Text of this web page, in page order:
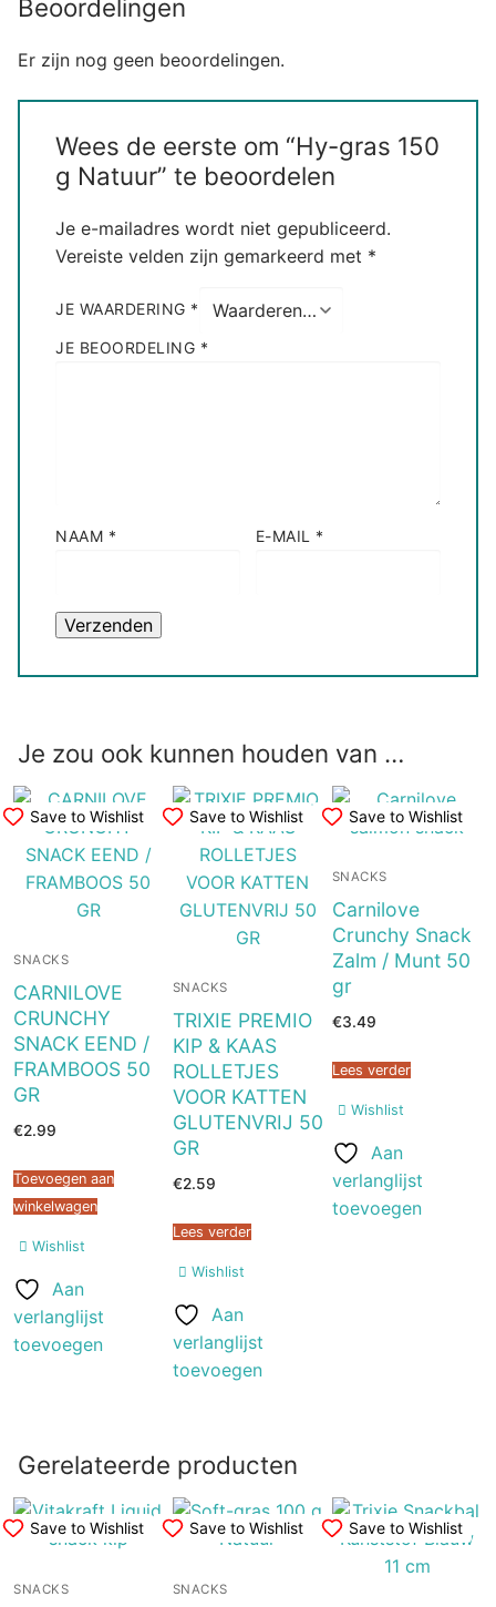
Beoordelingen
Er zijn nog geen beoordelingen.
Wees de eerste om “Hy-gras 150
g Natuur” te beoordelen
Je e-mailadres wordt niet gepubliceerd.
Vereiste velden zijn gemarkeerd met *
JE WAARDERING *
JE BEOORDELING *
NAAM * E-MAIL *
Je zou ook kunnen houden van …
Save to Wishlist
SNACKS
CARNILOVE
CRUNCHY
SNACK EEND /
FRAMBOOS 50
GR
€2.99
Toevoegen aan
winkelwagen
Wishlist
Aan
verlanglijst
toevoegen
Save to Wishlist
SNACKS
TRIXIE PREMIO
KIP & KAAS
ROLLETJES
VOOR KATTEN
GLUTENVRIJ 50
GR
€2.59
Lees verder
Wishlist
Aan
verlanglijst
toevoegen
Save to Wishlist
SNACKS
Carnilove
Crunchy Snack
Zalm / Munt 50
gr
€3.49
Lees verder
Wishlist
Aan
verlanglijst
toevoegen
Gerelateerde producten
Save to Wishlist
SNACKS
Save to Wishlist
SNACKS
Save to Wishlist